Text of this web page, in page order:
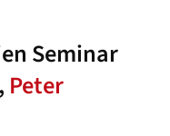
Seminar
, Peter